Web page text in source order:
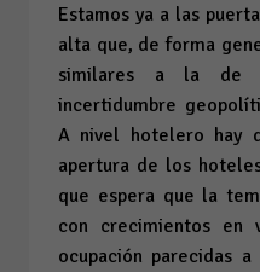
Estamos ya a las
alta que, de forma
similares a la de
incertidumbre
A nivel hotelero hay
apertura de los
que espera que la
con crecimientos
ocupación parecidas